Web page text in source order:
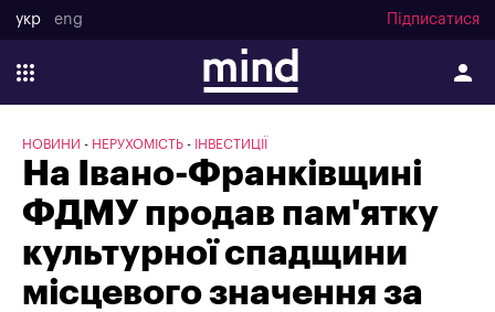
укр eng Підписатися
НОВИНИ НЕРУХОМІСТЬ ІНВЕСТИЦІЇ
На Івано-Франківщині
ФДМУ продав пам'ятку
культурної спадщини
місцевого значення за